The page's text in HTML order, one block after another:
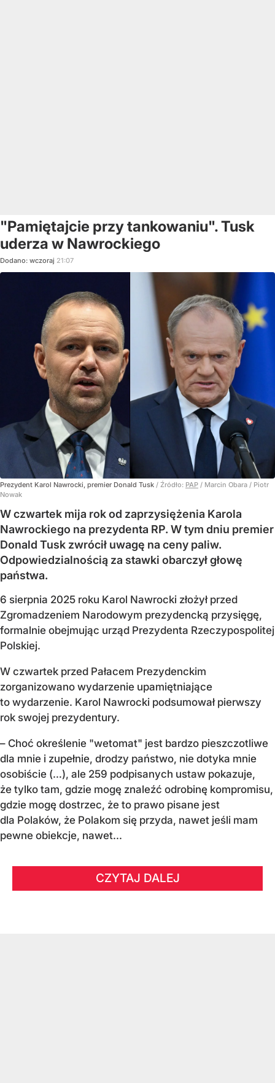
"Pamiętajcie przy tankowaniu". Tusk
uderza w Nawrockiego
Dodano: wczoraj 21:07
Prezydent Karol Nawrocki, premier Donald Tusk / Źródło: PAP / Marcin Obara / Piotr
Nowak
W czwartek mija rok od zaprzysiężenia Karola
Nawrockiego na prezydenta RP. W tym dniu premier
Donald Tusk zwrócił uwagę na ceny paliw.
Odpowiedzialnością za stawki obarczył głowę
państwa.
6 sierpnia 2025 roku Karol Nawrocki złożył przed
Zgromadzeniem Narodowym prezydencką przysięgę,
formalnie obejmując urząd Prezydenta Rzeczypospolitej
Polskiej.
W czwartek przed Pałacem Prezydenckim
zorganizowano wydarzenie upamiętniające
to wydarzenie. Karol Nawrocki podsumował pierwszy
rok swojej prezydentury.
– Choć określenie "wetomat" jest bardzo pieszczotliwe
dla mnie i zupełnie, drodzy państwo, nie dotyka mnie
osobiście (…), ale 259 podpisanych ustaw pokazuje,
że tylko tam, gdzie mogę znaleźć odrobinę kompromisu,
gdzie mogę dostrzec, że to prawo pisane jest
dla Polaków, że Polakom się przyda, nawet jeśli mam
pewne obiekcje, nawet...
CZYTAJ DALEJ